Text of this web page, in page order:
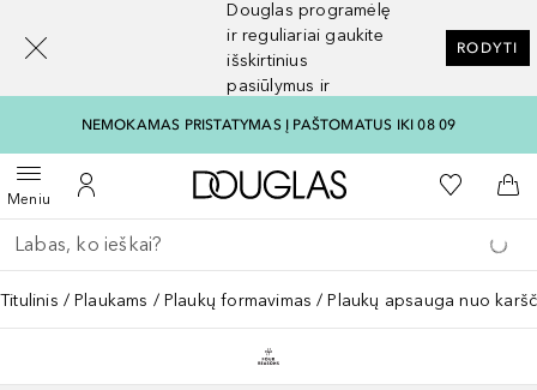
Douglas programėlę
ir reguliariai gaukite
išskirtinius
pasiūlymus ir
RODYTI
NEMOKAMAS PRISTATYMAS Į PAŠTOMATUS IKI 08 09
MeniuAtidaryti meniuĮ mano paskyrą
Į Douglas pagrindinį
Į mano
Į
Grįžk atgal
Vykdykite paiešką
Titulinis Plaukams Plaukų formavimas Plaukų apsauga nuo
[navigation.slideout.screenreader]